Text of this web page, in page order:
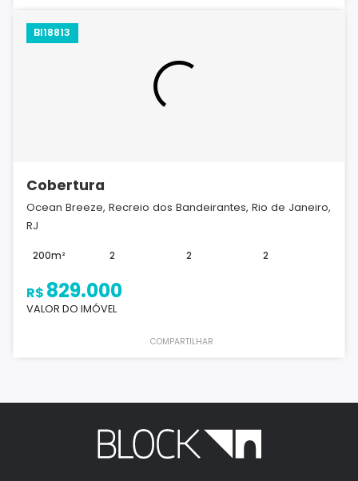
BI18813
Cobertura
Ocean Breeze, Recreio dos Bandeirantes, Rio de Janeiro,
RJ
200m² 2 2 2
R$ 829.000
VALOR DO IMÓVEL
COMPARTILHAR